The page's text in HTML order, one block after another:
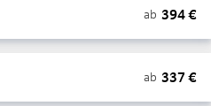
ab 394€
ab 337 €